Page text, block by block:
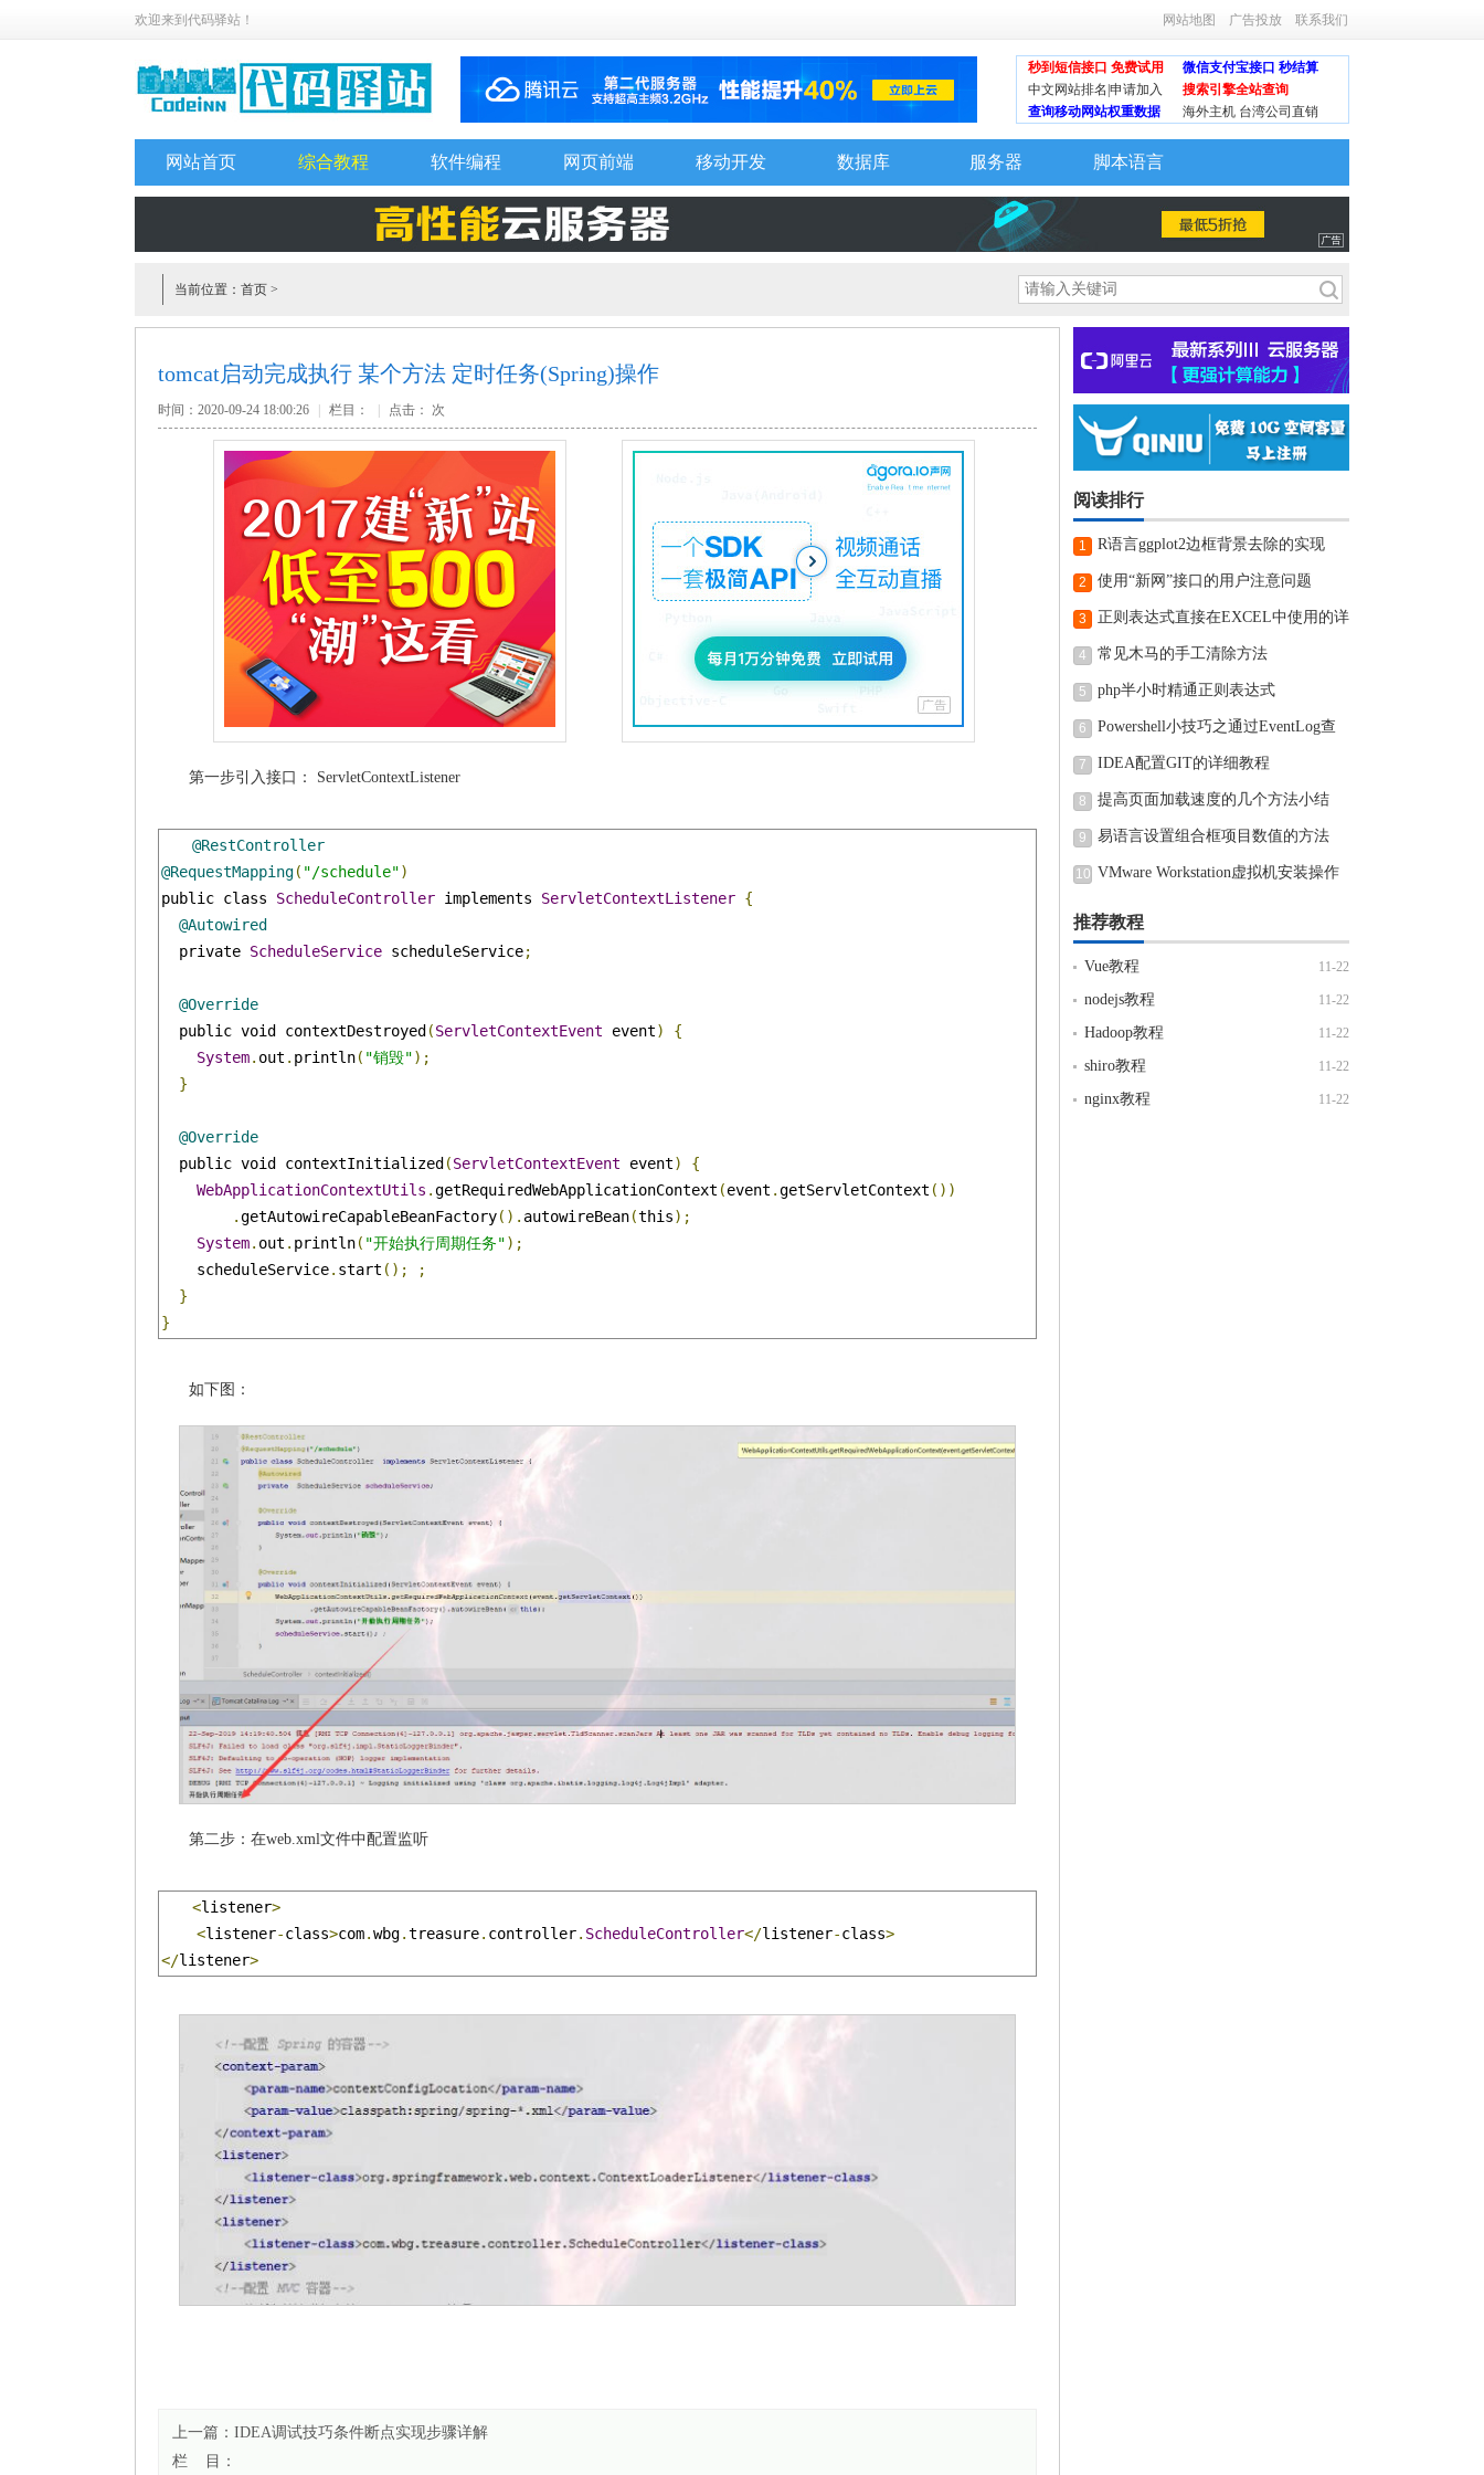
欢迎来到代码驿站！ 网站地图 广告投放 联系我们
秒到短信接口 免费试用
微信支付宝接口 秒结算
中文网站排名|申请加入
搜索引擎全站查询
查询移动网站权重数据
海外主机 台湾公司直销
网站首页 综合教程 软件编程 网页前端 移动开发 数据库 服务器 脚本语言
当前位置： 首页 >
tomcat启动完成执行 某个方法 定时任务(Spring)操作
时间：2020-09-24 18:00:26 栏目： 点击： 次
第一步引入接口： ServletContextListener
@RestController
@RequestMapping( "/schedule")
public class ScheduleController implements ServletContextListener {
@Autowired
  private
ScheduleService scheduleService;
@Override
  public void contextDestroyed
(ServletContextEvent event)
{
System. out . println( "销毁");
}
@Override
  public void contextInitialized
(ServletContextEvent event)
{
WebApplicationContextUtils .getRequiredWebApplicationContext (event .getServletContext ())
.getAutowireCapableBeanFactory(). autowireBean(this);
System. out . println( "开始执行周期任务");
    scheduleService
. start ();
;
}
}
如下图：
第二步：在web.xml文件中配置监听
<listener>
<listener-class>com.wbg.treasure. controller. ScheduleController</listener-class>
</listener>
上一篇： IDEA调试技巧条件断点实现步骤详解
栏 目：
阅读排行
1 R语言ggplot2边框背景去除的实现
2 使用“新网”接口的用户注意问题
3
正则表达式直接在EXCEL中使用的详
细步骤
4 常见木马的手工清除方法
5 php半小时精通正则表达式
6
Powershell小技巧之通过EventLog查
看近期电脑开机和关机时间
7 IDEA配置GIT的详细教程
8 提高页面加载速度的几个方法小结
9 易语言设置组合框项目数值的方法
10 VMware Workstation虚拟机安装操作
推荐教程
11-22
Vue教程
11-22
nodejs教程
11-22
Hadoop教程
11-22
shiro教程
11-22
nginx教程